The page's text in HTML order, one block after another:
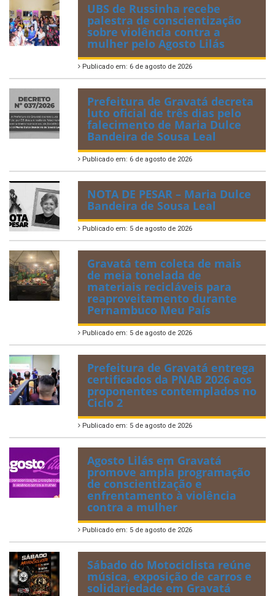
UBS de Russinha recebe
palestra de conscientização
sobre violência contra a
mulher pelo Agosto Lilás
Publicado em: 6 de agosto de 2026
Prefeitura de Gravatá decreta
luto oficial de três dias pelo
falecimento de Maria Dulce
Bandeira de Sousa Leal
Publicado em: 6 de agosto de 2026
NOTA DE PESAR – Maria Dulce
Bandeira de Sousa Leal
Publicado em: 5 de agosto de 2026
Gravatá tem coleta de mais
de meia tonelada de
materiais recicláveis para
reaproveitamento durante
Pernambuco Meu País
Publicado em: 5 de agosto de 2026
Prefeitura de Gravatá entrega
certificados da PNAB 2026 aos
proponentes contemplados no
Ciclo 2
Publicado em: 5 de agosto de 2026
Agosto Lilás em Gravatá
promove ampla programação
de conscientização e
enfrentamento à violência
contra a mulher
Publicado em: 5 de agosto de 2026
Sábado do Motociclista reúne
música, exposição de carros e
solidariedade em Gravatá